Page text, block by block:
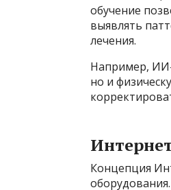
обучение
выявлять
лечения.
Например,
но и
Концепция